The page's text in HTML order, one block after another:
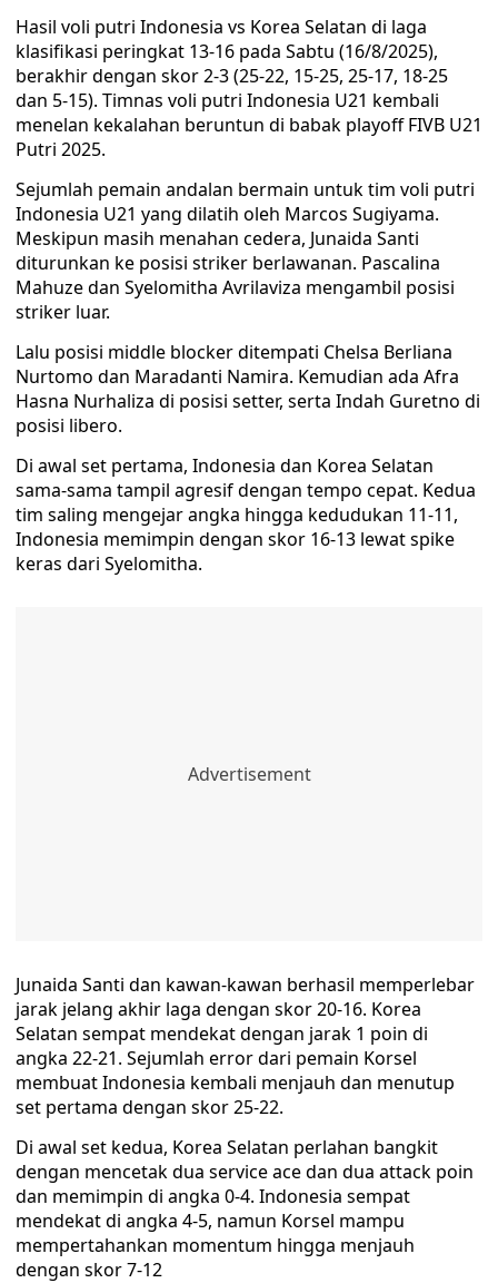
Hasil voli putri Indonesia vs Korea Selatan di laga
klasifikasi peringkat 13-16 pada Sabtu (16/8/2025),
berakhir dengan skor 2-3 (25-22, 15-25, 25-17, 18-25
dan 5-15). Timnas voli putri Indonesia U21 kembali
menelan kekalahan beruntun di babak playoff FIVB U21
Putri 2025.
Sejumlah pemain andalan bermain untuk tim voli putri
Indonesia U21 yang dilatih oleh Marcos Sugiyama.
Meskipun masih menahan cedera, Junaida Santi
diturunkan ke posisi striker berlawanan. Pascalina
Mahuze dan Syelomitha Avrilaviza mengambil posisi
striker luar.
Lalu posisi middle blocker ditempati Chelsa Berliana
Nurtomo dan Maradanti Namira. Kemudian ada Afra
Hasna Nurhaliza di posisi setter, serta Indah Guretno di
posisi libero.
Di awal set pertama, Indonesia dan Korea Selatan
sama-sama tampil agresif dengan tempo cepat. Kedua
tim saling mengejar angka hingga kedudukan 11-11,
Indonesia memimpin dengan skor 16-13 lewat spike
keras dari Syelomitha.
Junaida Santi dan kawan-kawan berhasil memperlebar
jarak jelang akhir laga dengan skor 20-16. Korea
Selatan sempat mendekat dengan jarak 1 poin di
angka 22-21. Sejumlah error dari pemain Korsel
membuat Indonesia kembali menjauh dan menutup
set pertama dengan skor 25-22.
Di awal set kedua, Korea Selatan perlahan bangkit
dengan mencetak dua service ace dan dua attack poin
dan memimpin di angka 0-4. Indonesia sempat
mendekat di angka 4-5, namun Korsel mampu
mempertahankan momentum hingga menjauh
dengan skor 7-12